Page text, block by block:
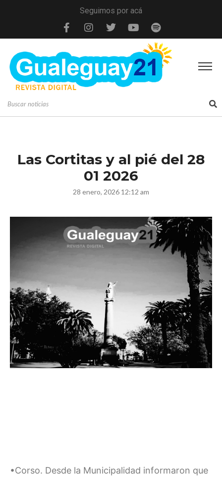
Seguimos por acá
Las Cortitas y al pié del 28
01 2026
28 enero, 2026 12:12 am
•Corso. Desde la Municipalidad informaron que